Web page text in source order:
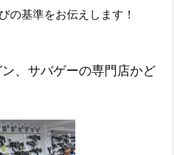
の基準をお伝えします！
、サバゲーの専門店かど